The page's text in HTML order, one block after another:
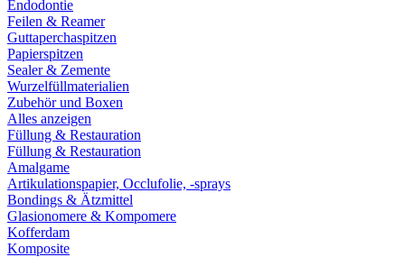
Endodontie
Feilen & Reamer
Guttaperchaspitzen
Papierspitzen
Sealer & Zemente
Wurzelfüllmaterialien
Zubehör und Boxen
Alles anzeigen
Füllung & Restauration
Füllung & Restauration
Amalgame
Artikulationspapier, Occlufolie, -sprays
Bondings & Ätzmittel
Glasionomere & Kompomere
Kofferdam
Komposite